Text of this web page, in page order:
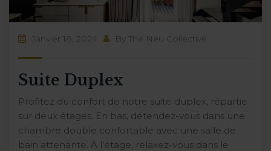
Janvier 18, 2024 By The Neu Collective
Suite Duplex
Profitez du confort de notre suite duplex, répartie
sur deux étages. En bas, détendez-vous dans une
chambre double confortable avec une salle de
bain attenante. À l’étage, relaxez-vous dans le